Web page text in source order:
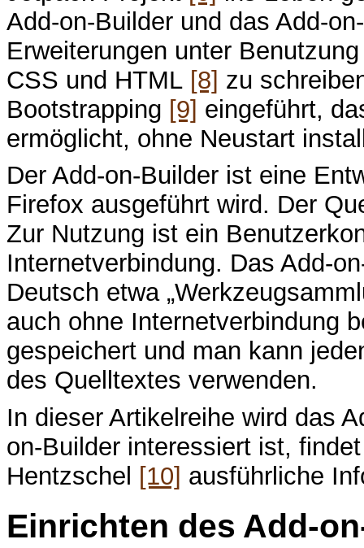
Add-on-Builder und das Add-
Erweiterungen unter
CSS und HTML [8] zu
Bootstrapping [9] eingeführt,
ermöglicht, ohne Neustart
Der Add-on-Builder ist eine
Firefox ausgeführt wird. Der
Zur Nutzung ist ein
Internetverbindung. Das Add-
Deutsch etwa
auch ohne Internetverbindung
gespeichert und man kann
des Quelltextes verwenden.
In dieser Artikelreihe wird das
on-Builder interessiert ist,
Hentzschel [10] ausführliche
Einrichten des Add-